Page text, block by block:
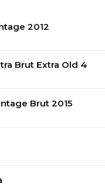
2012
Brut Extra Old 4
Brut 2015